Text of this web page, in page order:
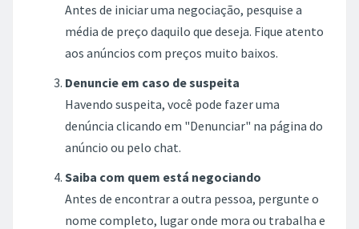
Antes de iniciar uma negociação, pesquise a
média de preço daquilo que deseja. Fique atento
aos anúncios com preços muito baixos.
Denuncie em caso de suspeita
Havendo suspeita, você pode fazer uma
denúncia clicando em "Denunciar" na página do
anúncio ou pelo chat.
Saiba com quem está negociando
Antes de encontrar a outra pessoa, pergunte o
nome completo, lugar onde mora ou trabalha e